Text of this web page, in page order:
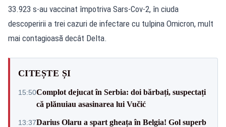
33.923 s-au vaccinat împotriva Sars-Cov-2, în ciuda
descoperirii a trei cazuri de infectare cu tulpina Omicron, mult
mai contagioasă decât Delta.
CITEȘTE ȘI
15:50Complot dejucat în Serbia: doi bărbați, suspectați
că plănuiau asasinarea lui Vučić
13:37Darius Olaru a spart gheața în Belgia! Gol superb